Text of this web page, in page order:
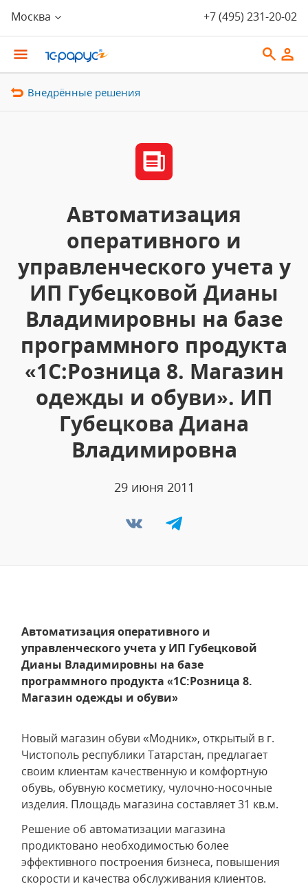
Москва +7 (495) 231-20-02
Внедрённые решения
Автоматизация
оперативного и
управленческого учета у
ИП Губецковой Дианы
Владимировны на базе
программного продукта
«1C:Розница 8. Магазин
одежды и обуви». ИП
Губецкова Диана
Владимировна
29 июня 2011
Автоматизация оперативного и
управленческого учета у ИП Губецковой
Дианы Владимировны на базе
программного продукта «1C:Розница 8.
Магазин одежды и обуви»
Новый магазин обуви «Модник», открытый в г.
Чистополь республики Татарстан, предлагает
своим клиентам качественную и комфортную
обувь, обувную косметику, чулочно-носочные
изделия. Площадь магазина составляет 31 кв.м.
Решение об автоматизации магазина
продиктовано необходимостью более
эффективного построения бизнеса, повышения
скорости и качества обслуживания клиентов.